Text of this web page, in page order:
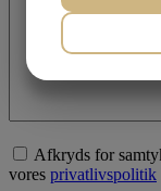
Afkryds for
vores privatlivspolitik